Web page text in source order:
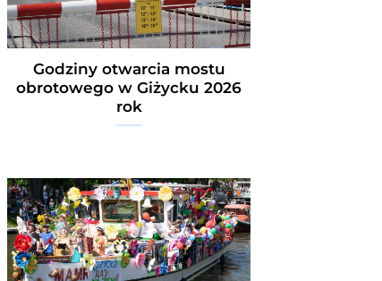
Godziny otwarcia mostu
obrotowego w Giżycku 2026
rok